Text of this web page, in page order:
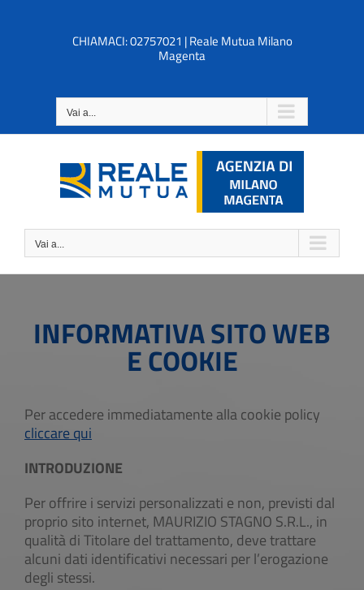
CHIAMACI: 02757021 | Reale Mutua Milano
Magenta
Vai a...
Vai a...
INFORMATIVA SITO WEB
E COOKIE
Per accedere immediatamente alla cookie policy
cliccare qui
INTRODUZIONE
Per offrire i servizi personalizzati e non, previsti dal
proprio sito internet, MAURIZIO STAGNO S.R.L., in
qualità di Titolare del trattamento, deve trattare
alcuni dati identificativi necessari per l’erogazione
degli stessi.